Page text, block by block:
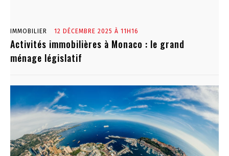
IMMOBILIER 12 DÉCEMBRE 2025 À 11H16
Activités immobilières à Monaco : le grand
ménage législatif